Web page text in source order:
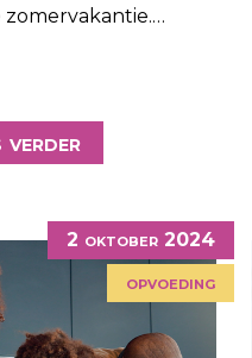
verder
2 oktober 2024
opvoeding